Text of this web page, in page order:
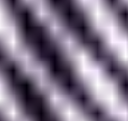
Figma est
visuelle de
aujourd’huile
performant